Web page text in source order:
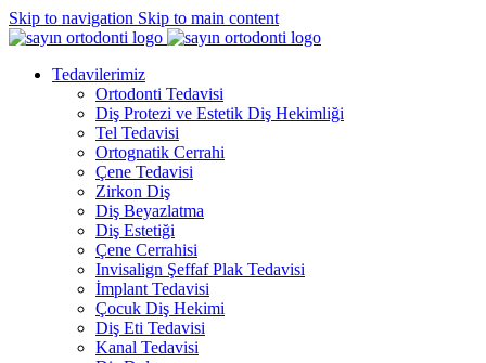
Skip to navigation Skip to main content
Tedavilerimiz
Ortodonti Tedavisi
Diş Protezi ve Estetik Diş Hekimliği
Tel Tedavisi
Ortognatik Cerrahi
Çene Tedavisi
Zirkon Diş
Diş Beyazlatma
Diş Estetiği
Çene Cerrahisi
Invisalign Şeffaf Plak Tedavisi
İmplant Tedavisi
Çocuk Diş Hekimi
Diş Eti Tedavisi
Kanal Tedavisi